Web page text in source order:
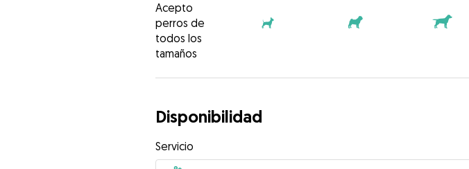
Acepto
perros de
todos los
tamaños
Disponibilidad
Servicio